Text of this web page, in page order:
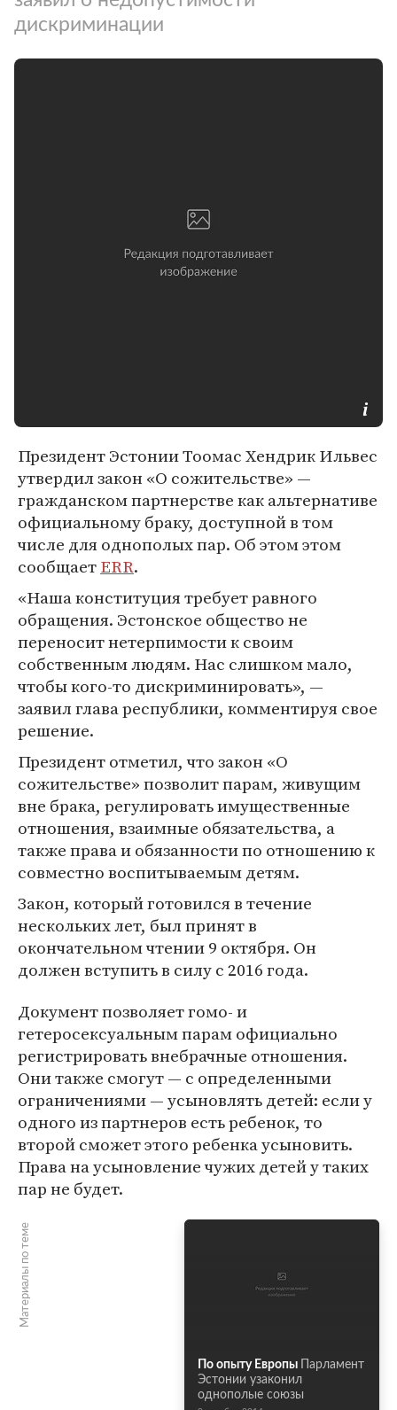
дискриминации
Президент Эстонии Тоомас Хендрик Ильвес
утвердил закон «О сожительстве» —
гражданском партнерстве как альтернативе
официальному браку, доступной в том
числе для однополых пар. Об этом этом
сообщаетERR.
«Наша конституция требует равного
обращения. Эстонское общество не
переносит нетерпимости к своим
собственным людям. Нас слишком мало,
чтобы кого-то дискриминировать», —
заявил глава республики, комментируя свое
решение.
Президент отметил, что закон «О
сожительстве» позволит парам, живущим
вне брака, регулировать имущественные
отношения, взаимные обязательства, а
также права и обязанности по отношению к
совместно воспитываемым детям.
Закон, который готовился в течение
нескольких лет, был принят в
окончательном чтении 9 октября. Он
должен вступить в силу с 2016 года.
Документ позволяет гомо- и
гетеросексуальным парам официально
регистрировать внебрачные отношения.
Они также смогут — с определенными
ограничениями — усыновлять детей: если у
одного из партнеров есть ребенок, то
второй сможет этого ребенка усыновить.
Права на усыновление чужих детей у таких
пар не будет.
Материалы по теме
По опыту Европы
Парламент
Эстонии узаконил
однополые союзы